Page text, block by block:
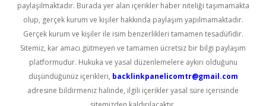
paylaşılmaktadır. Burada yer alan içerikler haber niteliği taşımamakta
olup, gerçek kurum ve kişiler hakkında paylaşım yapılmamaktadır.
Gerçek kurum ve kişiler ile isim benzerlikleri tamamen tesadüfidir.
Sitemiz, kar amacı gütmeyen ve tamamen ücretsiz bir bilgi paylaşım
platformudur. Hukuka ve yasal düzenlemelere aykırı olduğunu
düşündüğünüz içerikleri, backlinkpanelicomtr@gmail.com
adresine bildirmeniz halinde, ilgili içerikler yasal süre içerisinde